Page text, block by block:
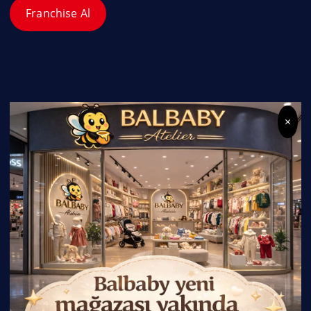
Franchise Al
×